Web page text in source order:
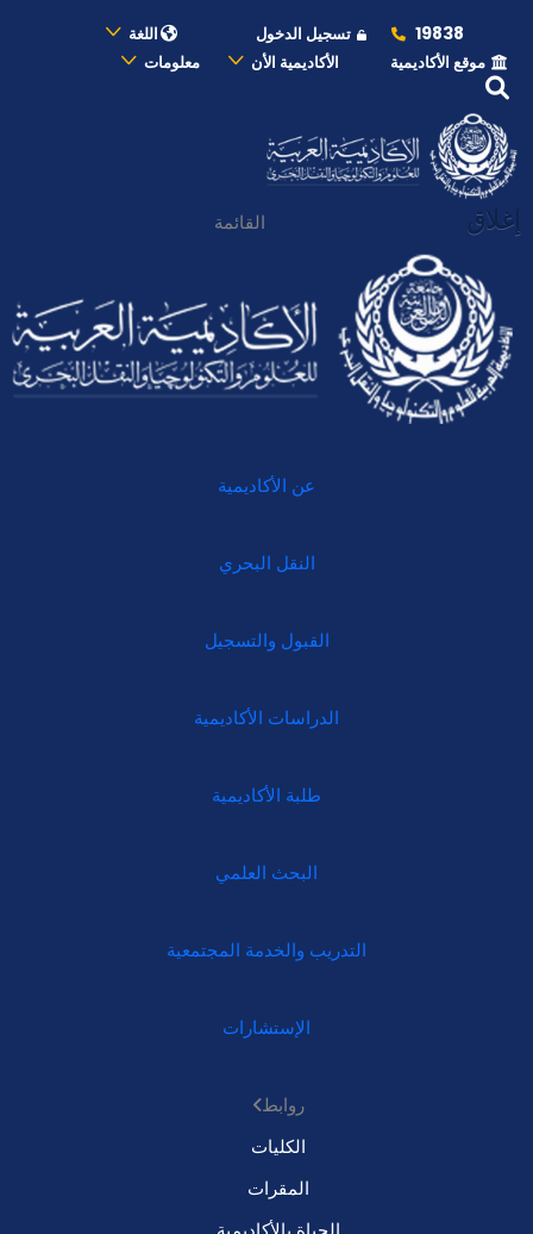
19838 تسجيل الدخول
اللغة
موقع الأكاديمية
الأكاديمية الأن معلومات
إغلاق القائمة
عن الأكاديمية
النقل البحري
القبول والتسجيل
الدراسات الأكاديمية
طلبة الأكاديمية
البحث العلمي
التدريب والخدمة المجتمعية
الإستشارات
روابط
الكليات
المقرات